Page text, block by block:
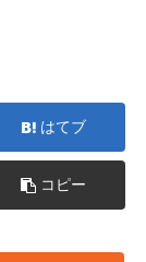
はてブ
コピー